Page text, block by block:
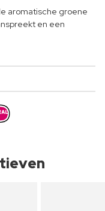
aromatische groene
en een